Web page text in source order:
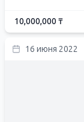
10,000,000 ₸
16 июня 2022